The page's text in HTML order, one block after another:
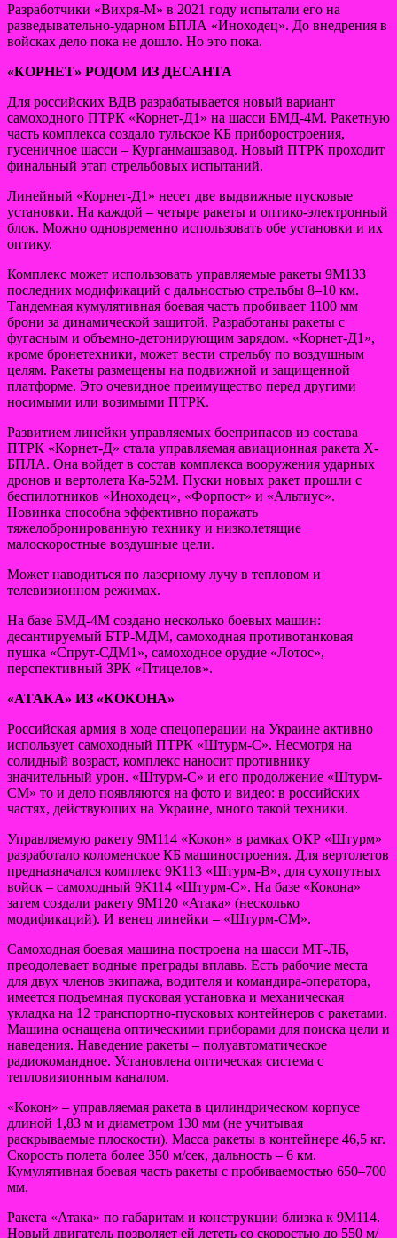
Разработчики «Вихря-М» в 2021 году испытали его на
разведывательно-ударном БПЛА «Иноходец». До внедрения в
войсках дело пока не дошло. Но это пока.
«КОРНЕТ» РОДОМ ИЗ ДЕСАНТА
Для российских ВДВ разрабатывается новый вариант
самоходного ПТРК «Корнет-Д1» на шасси БМД-4М. Ракетную
часть комплекса создало тульское КБ приборостроения,
гусеничное шасси – Курганмашзавод. Новый ПТРК проходит
финальный этап стрельбовых испытаний.
Линейный «Корнет-Д1» несет две выдвижные пусковые
установки. На каждой – четыре ракеты и оптико-электронный
блок. Можно одновременно использовать обе установки и их
оптику.
Комплекс может использовать управляемые ракеты 9М133
последних модификаций с дальностью стрельбы 8–10 км.
Тандемная кумулятивная боевая часть пробивает 1100 мм
брони за динамической защитой. Разработаны ракеты с
фугасным и объемно-детонирующим зарядом. «Корнет-Д1»,
кроме бронетехники, может вести стрельбу по воздушным
целям. Ракеты размещены на подвижной и защищенной
платформе. Это очевидное преимущество перед другими
носимыми или возимыми ПТРК.
Развитием линейки управляемых боеприпасов из состава
ПТРК «Корнет-Д» стала управляемая авиационная ракета Х-
БПЛА. Она войдет в состав комплекса вооружения ударных
дронов и вертолета Ка-52М. Пуски новых ракет прошли с
беспилотников «Иноходец», «Форпост» и «Альтиус».
Новинка способна эффективно поражать
тяжелобронированную технику и низколетящие
малоскоростные воздушные цели.
Может наводиться по лазерному лучу в тепловом и
телевизионном режимах.
На базе БМД-4М создано несколько боевых машин:
десантируемый БТР-МДМ, самоходная противотанковая
пушка «Спрут-СДМ1», самоходное орудие «Лотос»,
перспективный ЗРК «Птицелов».
«АТАКА» ИЗ «КОКОНА»
Российская армия в ходе спецоперации на Украине активно
использует самоходный ПТРК «Штурм-С». Несмотря на
солидный возраст, комплекс наносит противнику
значительный урон. «Штурм-С» и его продолжение «Штурм-
СМ» то и дело появляются на фото и видео: в российских
частях, действующих на Украине, много такой техники.
Управляемую ракету 9М114 «Кокон» в рамках ОКР «Штурм»
разработало коломенское КБ машиностроения. Для вертолетов
предназначался комплекс 9К113 «Штурм-В», для сухопутных
войск – самоходный 9К114 «Штурм-С». На базе «Кокона»
затем создали ракету 9М120 «Атака» (несколько
модификаций). И венец линейки – «Штурм-СМ».
Самоходная боевая машина построена на шасси МТ-ЛБ,
преодолевает водные преграды вплавь. Есть рабочие места
для двух членов экипажа, водителя и командира-оператора,
имеется подъемная пусковая установка и механическая
укладка на 12 транспортно-пусковых контейнеров с ракетами.
Машина оснащена оптическими приборами для поиска цели и
наведения. Наведение ракеты – полуавтоматическое
радиокомандное. Установлена оптическая система с
тепловизионным каналом.
«Кокон» – управляемая ракета в цилиндрическом корпусе
длиной 1,83 м и диаметром 130 мм (не учитывая
раскрываемые плоскости). Масса ракеты в контейнере 46,5 кг.
Скорость полета более 350 м/сек, дальность – 6 км.
Кумулятивная боевая часть ракеты с пробиваемостью 650–700
мм.
Ракета «Атака» по габаритам и конструкции близка к 9М114.
Новый двигатель позволяет ей лететь со скоростью до 550 м/